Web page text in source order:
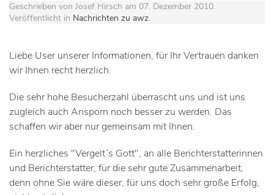
Geschrieben von Josef Hirsch am 07. Dezember 2010.
Veröffentlicht in Nachrichten zu awz.
Liebe User unserer Informationen, für Ihr Vertrauen danken
wir Ihnen recht herzlich.
Die sehr hohe Besucherzahl überrascht uns und ist uns
zugleich auch Ansporn noch besser zu werden. Das
schaffen wir aber nur gemeinsam mit Ihnen.
Ein herzliches "Vergelt´s Gott", an alle Berichterstatterinnen
und Berichterstatter, für die sehr gute Zusammenarbeit,
denn ohne Sie wäre dieser, für uns doch sehr große Erfolg,